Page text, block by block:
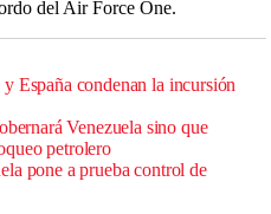
del Air Force One.
España condenan la incursión
Venezuela sino que
petrolero
pone a prueba control de